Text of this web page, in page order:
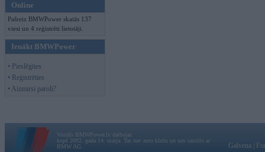
Online
Pašreiz BMWPower skatās 137
viesi un 4 reģistrēti lietotāji.
Ienākt BMWPower
• Pieslēgties
• Reģistrēties
• Aizmirsi paroli?
Vortāls BMWPower.lv darbojas
kopš 2002. gada 14. maija. Tas nav auto klubs un nav saistīts ar
BMW AG.
Galvena